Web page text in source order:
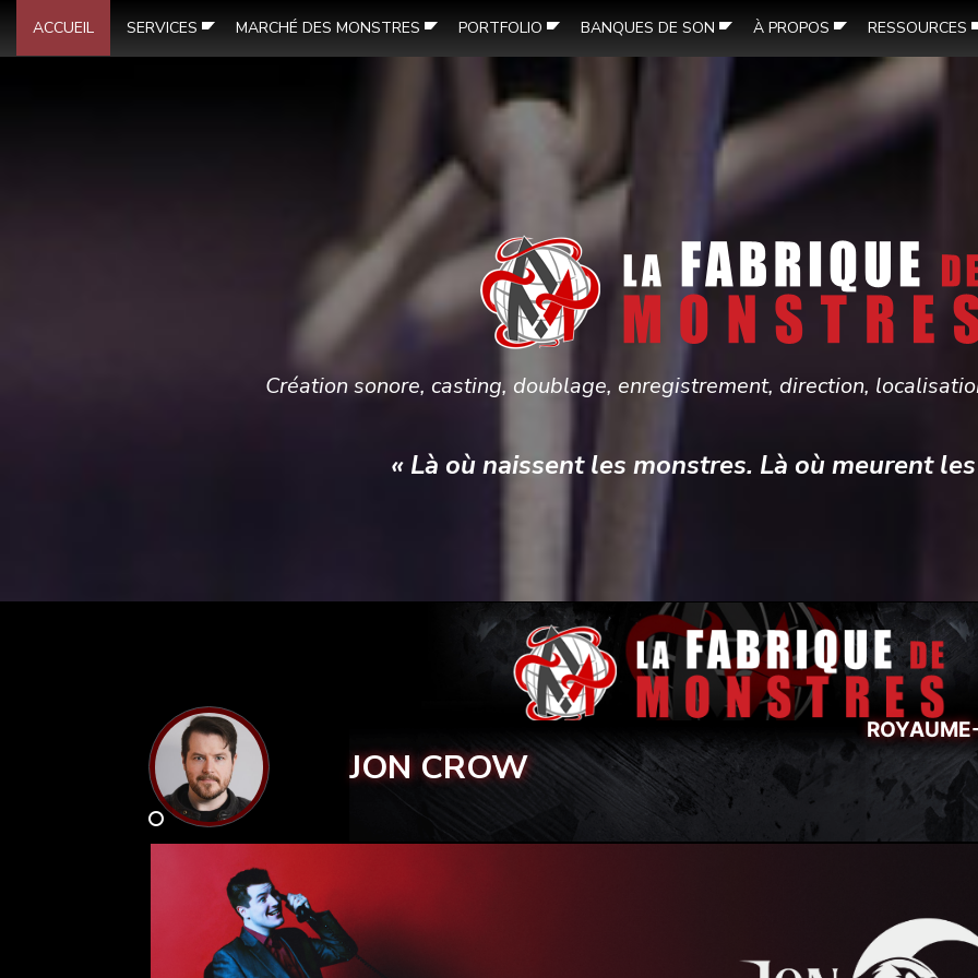
ACCUEIL SERVICES MARCHÉ DES MONSTRES PORTFOLIO BANQUES DE SON À PROPOS RESSOURCES
Création sonore, casting, doublage, enregistrement, direction,
« Là où naissent les monstres. Là où meurent
JON CROW